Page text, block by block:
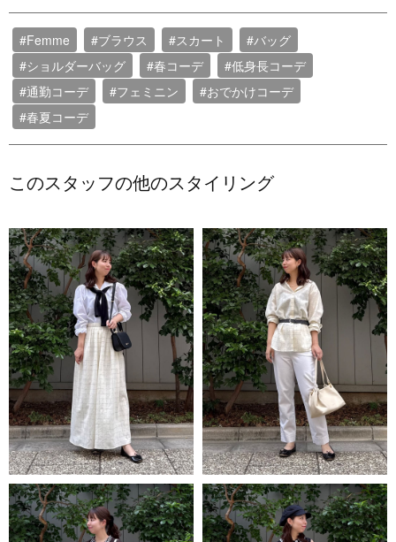
#Femme #ブラウス #スカート
#バッグ
#ショルダーバッグ
#春コーデ
#低身長コーデ
#通勤コーデ
#フェミニン
#おでかけコーデ
#春夏コーデ
このスタッフの他のスタイリング